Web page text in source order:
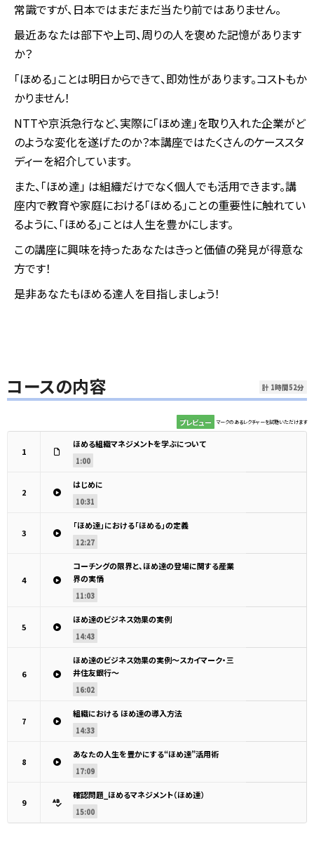
常識ですが、日本ではまだまだ当たり前ではありません。
最近あなたは部下や上司、周りの人を褒めた記憶があります
か？
「ほめる」ことは明日からできて、即効性があります。コストもか
かりません！
NTTや京浜急行など、実際に「ほめ達」を取り入れた企業がど
のような変化を遂げたのか？本講座ではたくさんのケーススタ
ディーを紹介しています。
また、「ほめ達」 は組織だけでなく個人でも活用できます。講
座内で教育や家庭における「ほめる」ことの重要性に触れてい
るように、「ほめる」ことは人生を豊かにします。
この講座に興味を持ったあなたはきっと価値の発見が得意な
方です！
是非あなたもほめる達人を目指しましょう！
コースの内容 計 1時間52分
プレビュー マークのあるレクチャーを試聴いただけます
1
ほめる組織マネジメントを学ぶについて
1:00
2
はじめに
10:31
3
「ほめ達」における「ほめる」の定義
12:27
4
コーチングの限界と、ほめ達の登場に関する産業
界の実情
11:03
5
ほめ達のビジネス効果の実例
14:43
6
ほめ達のビジネス効果の実例～スカイマーク・三
井住友銀行～
16:02
7
組織における ほめ達の導入方法
14:33
8
あなたの人生を豊かにする“ほめ達”活用術
17:09
9
確認問題_ほめるマネジメント（ほめ達）
15:00